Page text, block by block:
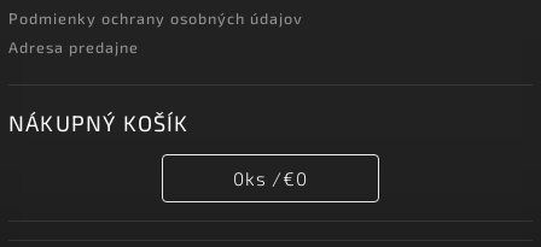
Podmienky ochrany osobných údajov
Adresa predajne
NÁKUPNÝ KOŠÍK
0ks /€0